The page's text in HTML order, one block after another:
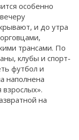
особенно
и до утра
трансами. По
клубы и спорт-
футбол и
наполнена
на